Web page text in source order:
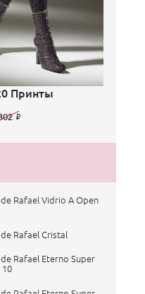
Принты
Rafael Vidrio A Open
Rafael Cristal
Rafael Eterno Super